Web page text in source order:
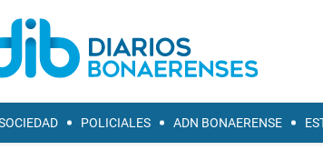
POLICIALES ADN BONAERENSE